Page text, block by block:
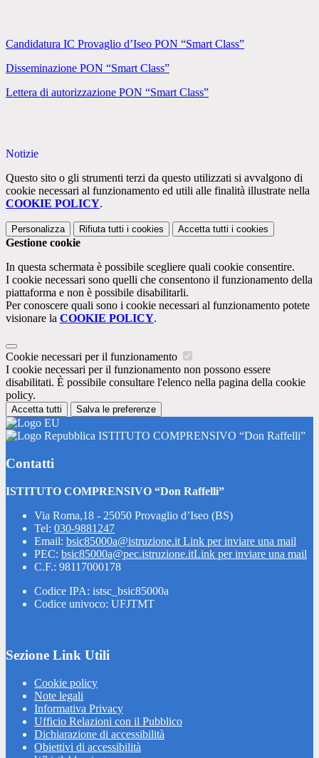
Candidatura IC Provaglio d’Iseo PON “Smart Class”
Disseminazione PON “Smart Class”
Lettera di autorizzazione PON “Smart Class”
Notizie
Questo sito o gli strumenti terzi da questo utilizzati si avvalgono di
cookie necessari al funzionamento ed utili alle finalità illustrate nella
COOKIE POLICY.
Personalizza Rifiuta tutti i cookies Accetta tutti i cookies
Gestione cookie
In questa schermata è possibile scegliere quali cookie consentire.
I cookie necessari sono quelli che consentono il funzionamento della
piattaforma e non è possibile disabilitarli.
Per conoscere quali sono i cookie necessari al funzionamento potete
visionare la COOKIE POLICY.
Cookie necessari per il funzionamento
I cookie necessari per il funzionamento non possono essere
disabilitati. È possibile consultare l'elenco nella pagina della cookie
policy.
Accetta tutti Salva le preferenze
ISTITUTO COMPRENSIVO “Don Raffelli”
Contatti
ISTITUTO COMPRENSIVO “Don Raffelli”
Via Roma,18 - 25050 Provaglio d’Iseo (BS)
Tel: 030-9881247
Email: bsic85000a@istruzione.it Link per inviare una mail
PEC: bsic85000a@pec.istruzione.itLink per inviare una mail
C.F.: 98117000178
Codice IPA: istsc_bsic85000a
Codice univoco: UFJTMT
Sezione Link Utili
Cookie policy
Note legali
Informativa Privacy
Ufficio Relazioni con il Pubblico
Dichiarazione di accessibilità
Obiettivi di accessibilità